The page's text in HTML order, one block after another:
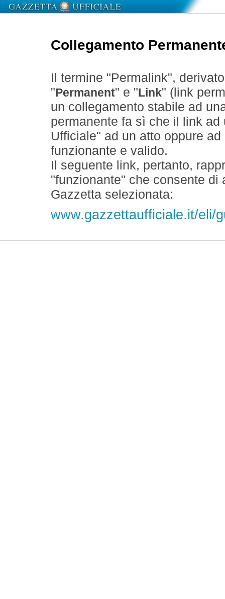
Collegamento
Il termine "Permalink",
" Permanent" e " Link" (link
un collegamento stabile ad
permanente fa sì che il link
Ufficiale" ad un atto oppure
funzionante e valido.
Il seguente link, pertanto,
"funzionante" che consente
Gazzetta selezionata:
www.gazzettaufficiale.it/eli/